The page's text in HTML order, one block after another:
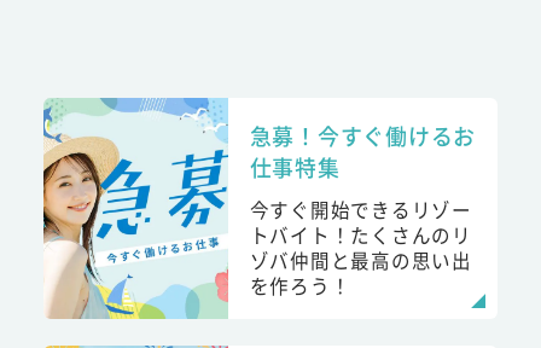
急募！今すぐ働けるお
仕事特集
今すぐ開始できるリゾー
トバイト！たくさんのリ
ゾバ仲間と最高の思い出
を作ろう！